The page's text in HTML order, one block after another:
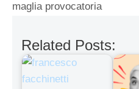
maglia provocatoria
Related Posts: